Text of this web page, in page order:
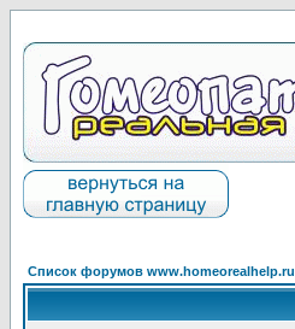
Список форумов www.homeorealhelp.ru